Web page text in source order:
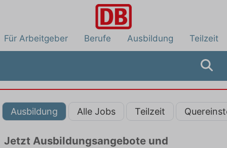
Für Arbeitgeber Berufe Ausbildung Teilzeit
Ausbildung Alle Jobs Teilzeit
Jetzt Ausbildungsangebote und